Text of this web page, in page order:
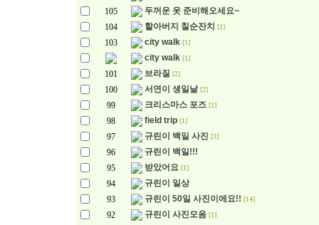
105
두꺼운 옷 준비해오세요~
104
할아버지 칠순잔치 [1]
103 city walk [1]
city walk [1]
101 브라질 [2]
100 서연이 생일날 [2]
99 크리스마스 포즈 [1]
98 field trip [1]
97 규린이 백일 사진 [3]
96
규린이 백일!!!
95
받았어요 [1]
94
규린이 일상
93
규린이 50일 사진이에요!! [14]
92 규린이 사진모음 [1]